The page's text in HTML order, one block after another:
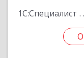
1С:Специалист